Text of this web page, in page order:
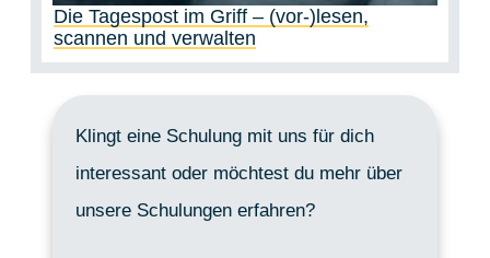
Die Tagespost im Griff – (vor-)lesen,
scannen und verwalten
Klingt eine Schulung mit uns für dich
interessant oder möchtest du mehr über
unsere Schulungen erfahren?